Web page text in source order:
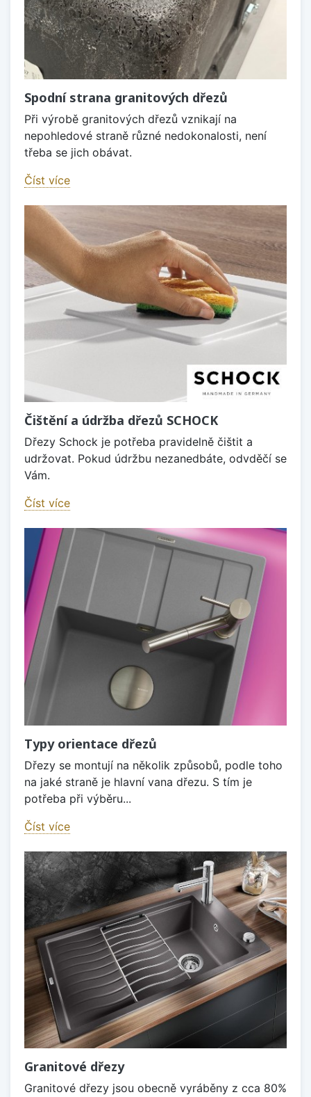
Spodní strana granitových dřezů
Při výrobě granitových dřezů vznikají na
nepohledové straně různé nedokonalosti, není
třeba se jich obávat.
Číst více
Čištění a údržba dřezů SCHOCK
Dřezy Schock je potřeba pravidelně čištit a
udržovat. Pokud údržbu nezanedbáte, odvděčí se
Vám.
Číst více
Typy orientace dřezů
Dřezy se montují na několik způsobů, podle toho
na jaké straně je hlavní vana dřezu. S tím je
potřeba při výběru...
Číst více
Granitové dřezy
Granitové dřezy jsou obecně vyráběny z cca 80%